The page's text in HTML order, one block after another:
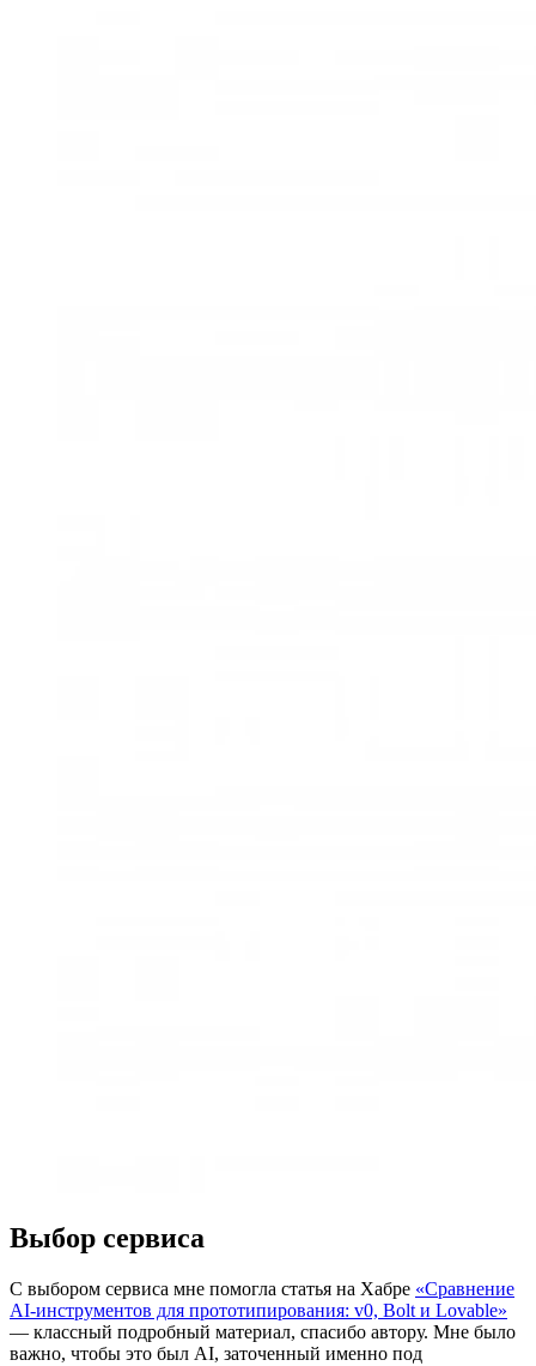
Выбор сервиса
С выбором сервиса мне помогла статья на Хабре «Сравнение
AI-инструментов для прототипирования: v0, Bolt и Lovable»
— классный подробный материал, спасибо автору. Мне было
важно, чтобы это был AI, заточенный именно под